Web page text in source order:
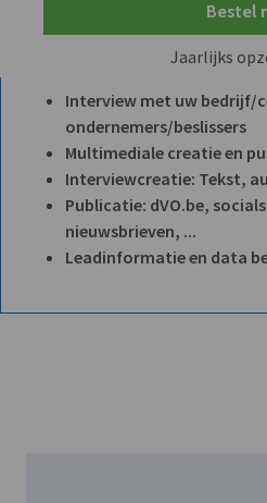
Bestel
Jaarlijks
Interview met uw bedrijf/
ondernemers/beslissers
Multimediale creatie en
Interviewcreatie: Tekst,
Publicatie: dVO.be,
nieuwsbrieven, ...
Leadinformatie en data